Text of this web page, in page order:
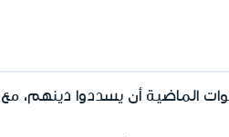
الماضية أن يسددوا دَينهم، مع